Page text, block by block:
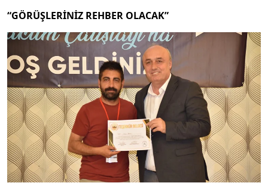
“GÖRÜŞLERİNİZ REHBER OLACAK”